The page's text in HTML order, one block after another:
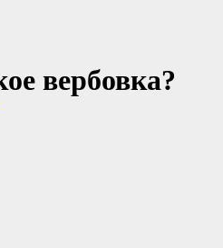
вербовка?